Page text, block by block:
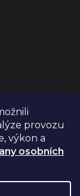
provozu
výkon a
osobních